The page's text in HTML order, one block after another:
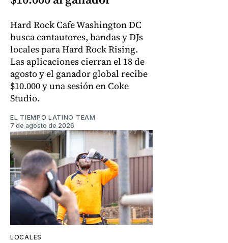
Hard Rock Cafe Washington DC
busca cantautores, bandas y DJs
locales para Hard Rock Rising.
Las aplicaciones cierran el 18 de
agosto y el ganador global recibe
$10.000 y una sesión en Coke
Studio.
EL TIEMPO LATINO TEAM
7 de agosto de 2026
LOCALES